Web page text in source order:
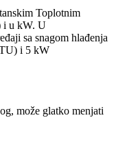
Toplotnim
i u kW. U
sa snagom hlađenja
i 5 kW
može glatko menjati